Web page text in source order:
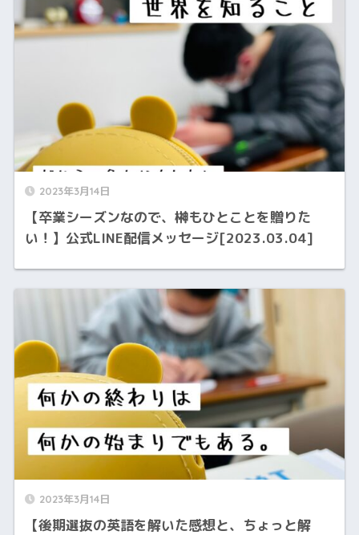
2023年3月14日
【卒業シーズンなので、榊もひとことを贈りた
い！】公式LINE配信メッセージ[2023.03.04]
2023年3月14日
【後期選抜の英語を解いた感想と、ちょっと解